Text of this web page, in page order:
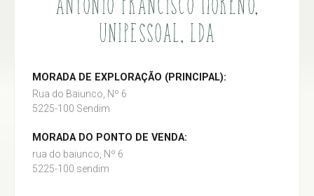
ANTÔNIO FRANCISCO MORENO,
UNIPESSOAL, LDA
MORADA DE EXPLORAÇÃO (PRINCIPAL):
Rua do Baiunco, Nº 6
5225-100 Sendim
MORADA DO PONTO DE VENDA:
rua do baiunco, Nº 6
5225-100 sendim